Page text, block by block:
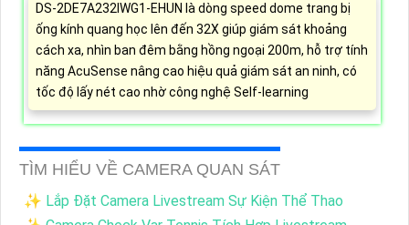
DS-2DE7A232IWG1-EHUN là dòng speed dome trang bị
ống kính quang học lên đến 32X giúp giám sát khoảng
cách xa, nhìn ban đêm bằng hồng ngoại 200m, hỗ trợ tính
năng AcuSense nâng cao hiệu quả giám sát an ninh, có
tốc độ lấy nét cao nhờ công nghệ Self-learning
TÌM HIỂU VỀ CAMERA QUAN SÁT
✨ Lắp Đặt Camera Livestream Sự Kiện Thể Thao